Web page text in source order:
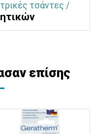
τσάντες /
επίσης